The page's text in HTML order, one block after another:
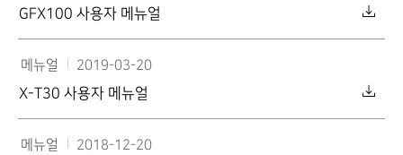
GFX100 사용자 메뉴얼
메뉴얼
X-T30 사용자 메뉴얼
2019-03-20
메뉴얼 2018-12-20